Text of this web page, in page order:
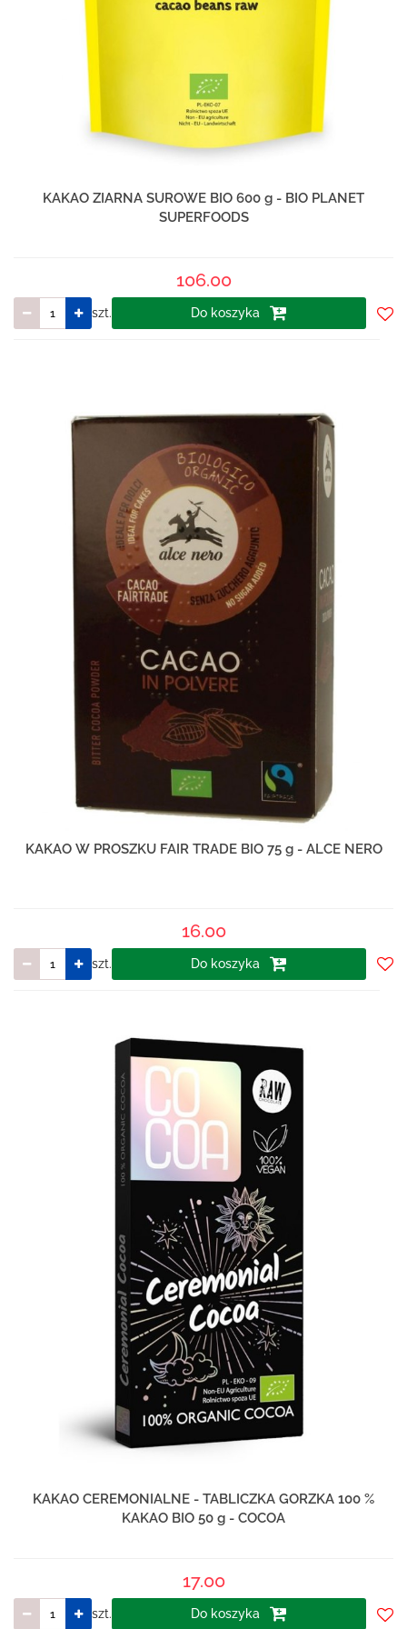
KAKAO ZIARNA SUROWE BIO 600 g - BIO PLANET
SUPERFOODS
106.00
szt. Do koszyka
KAKAO W PROSZKU FAIR TRADE BIO 75 g - ALCE NERO
16.00
szt. Do koszyka
KAKAO CEREMONIALNE - TABLICZKA GORZKA 100 %
KAKAO BIO 50 g - COCOA
17.00
szt. Do koszyka